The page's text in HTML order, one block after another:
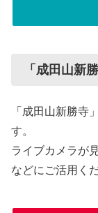
「成田山新
「成田山新勝寺
す。
ライブカメラが
などにご活用く